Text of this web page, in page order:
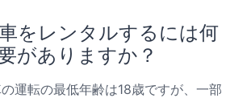
をレンタルするには何
がありますか？
運転の最低年齢は18歳ですが、一部